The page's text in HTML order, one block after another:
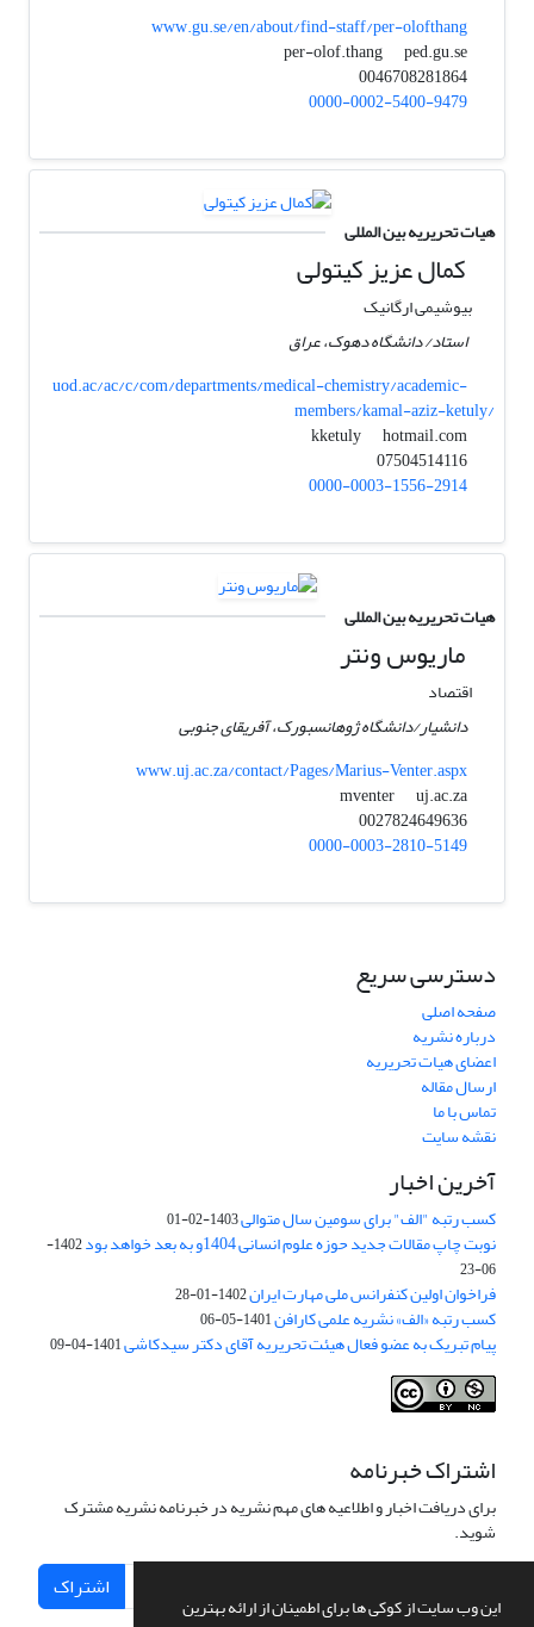
این وب سایت از کوکی ها برای اطمینان از ارائه بهترین
www.gu.se/en/about/find-staff/per-olofthang
per-olof.thang
ped.gu.se
0046708281864
0000-0002-5400-9479
هیات تحریریه بین المللی
کمال عزیز کیتولی
بیوشیمی ارگانیک
استاد/ دانشگاه دهوک، عراق
uod.ac/ac/c/com/departments/medical-chemistry/academic-
members/kamal-aziz-ketuly/
kketuly
hotmail.com
07504514116
0000-0003-1556-2914
هیات تحریریه بین المللی
ماریوس ونتر
اقتصاد
دانشیار/دانشگاه ژوهانسبورک، آفریقای جنوبی
www.uj.ac.za/contact/Pages/Marius-Venter.aspx
mventer
uj.ac.za
0027824649636
0000-0003-2810-5149
دسترسی سریع
صفحه اصلی
درباره نشریه
اعضای هیات تحریریه
ارسال مقاله
تماس با ما
نقشه سایت
آخرین اخبار
کسب رتبه "الف" برای سومین سال متوالی1403-02-01
نوبت چاپ مقالات جدید حوزه علوم انسانی 1404و به بعد خواهد بود
1402-
06-23
فراخوان اولین کنفرانس ملی مهارت ایران1402-01-28
کسب رتبه «الف» نشریه علمی کارافن1401-05-06
پیام تبریک به عضو فعال هیئت تحریریه آقای دکتر سیدکاشی1401-04-09
اشتراک خبرنامه
برای دریافت اخبار و اطلاعیه های مهم نشریه در خبرنامه نشریه مشترک
شوید.
اشتراک